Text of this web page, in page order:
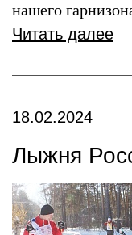
нашего
Читать далее
18.02.2024
Лыжня